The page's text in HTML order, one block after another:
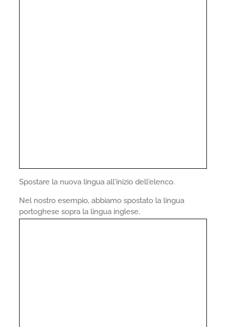
Spostare la nuova lingua all'inizio dell'elenco.
Nel nostro esempio, abbiamo spostato la lingua
portoghese sopra la lingua inglese.